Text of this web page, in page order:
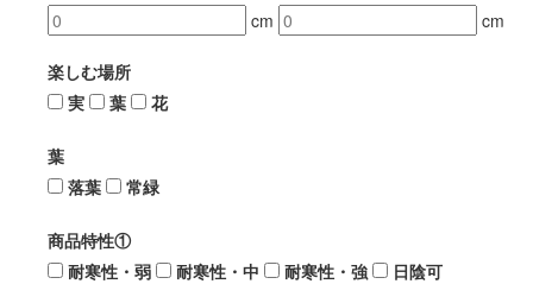
cm
cm
楽しむ場所
実
葉 花
葉
落葉
常緑
商品特性①
耐寒性・弱
耐寒性・中 耐寒性・強
日陰可